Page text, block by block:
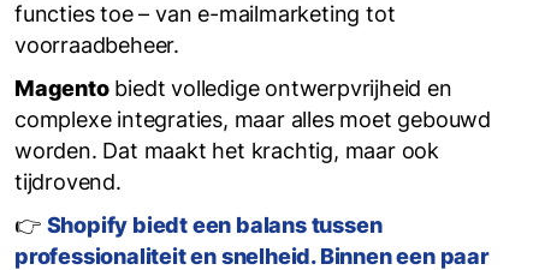
functies toe – van e-mailmarketing tot
voorraadbeheer.
Magentobiedt volledige ontwerpvrijheid en
complexe integraties, maar alles moet gebouwd
worden. Dat maakt het krachtig, maar ook
tijdrovend.
👉 Shopify biedt een balans tussen
professionaliteit en snelheid. Binnen een paar